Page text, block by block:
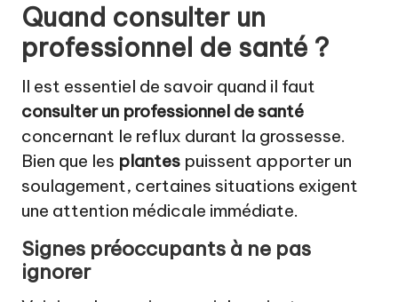
Quand consulter un
professionnel de santé ?
Il est essentiel de savoir quand il faut
consulter un professionnel de santé
concernant le reflux durant la grossesse.
Bien que les plantes puissent apporter un
soulagement, certaines situations exigent
une attention médicale immédiate.
Signes préoccupants à ne pas
ignorer